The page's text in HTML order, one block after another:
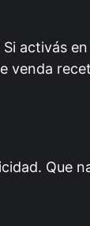
activás
venda
Que